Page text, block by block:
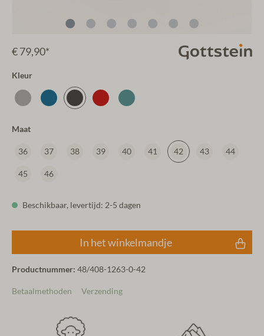
€ 79,90*
Kleur
Maat
36 37 38 39 40 41 42 43 44
45 46
Beschikbaar, levertijd: 2-5 dagen
In het winkelmandje
Productnummer: 48/408-1263-0-42
Betaalmethoden Verzending